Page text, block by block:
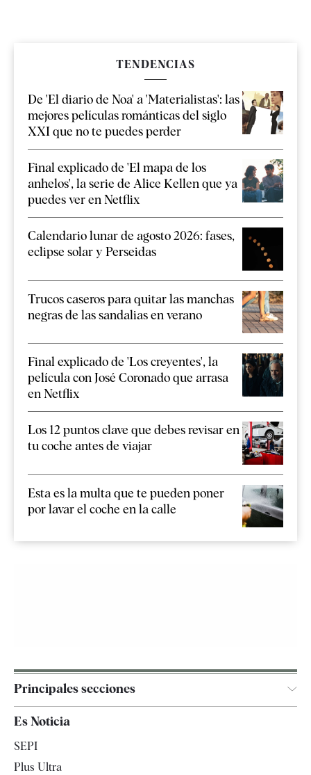
TENDENCIAS
De 'El diario de Noa' a 'Materialistas': las
mejores películas románticas del siglo
XXI que no te puedes perder
Final explicado de 'El mapa de los
anhelos', la serie de Alice Kellen que ya
puedes ver en Netflix
Calendario lunar de agosto 2026: fases,
eclipse solar y Perseidas
Trucos caseros para quitar las manchas
negras de las sandalias en verano
Final explicado de 'Los creyentes', la
película con José Coronado que arrasa
en Netflix
Los 12 puntos clave que debes revisar en
tu coche antes de viajar
Esta es la multa que te pueden poner
por lavar el coche en la calle
Principales secciones
España
Es Noticia
SEPI
Plus Ultra